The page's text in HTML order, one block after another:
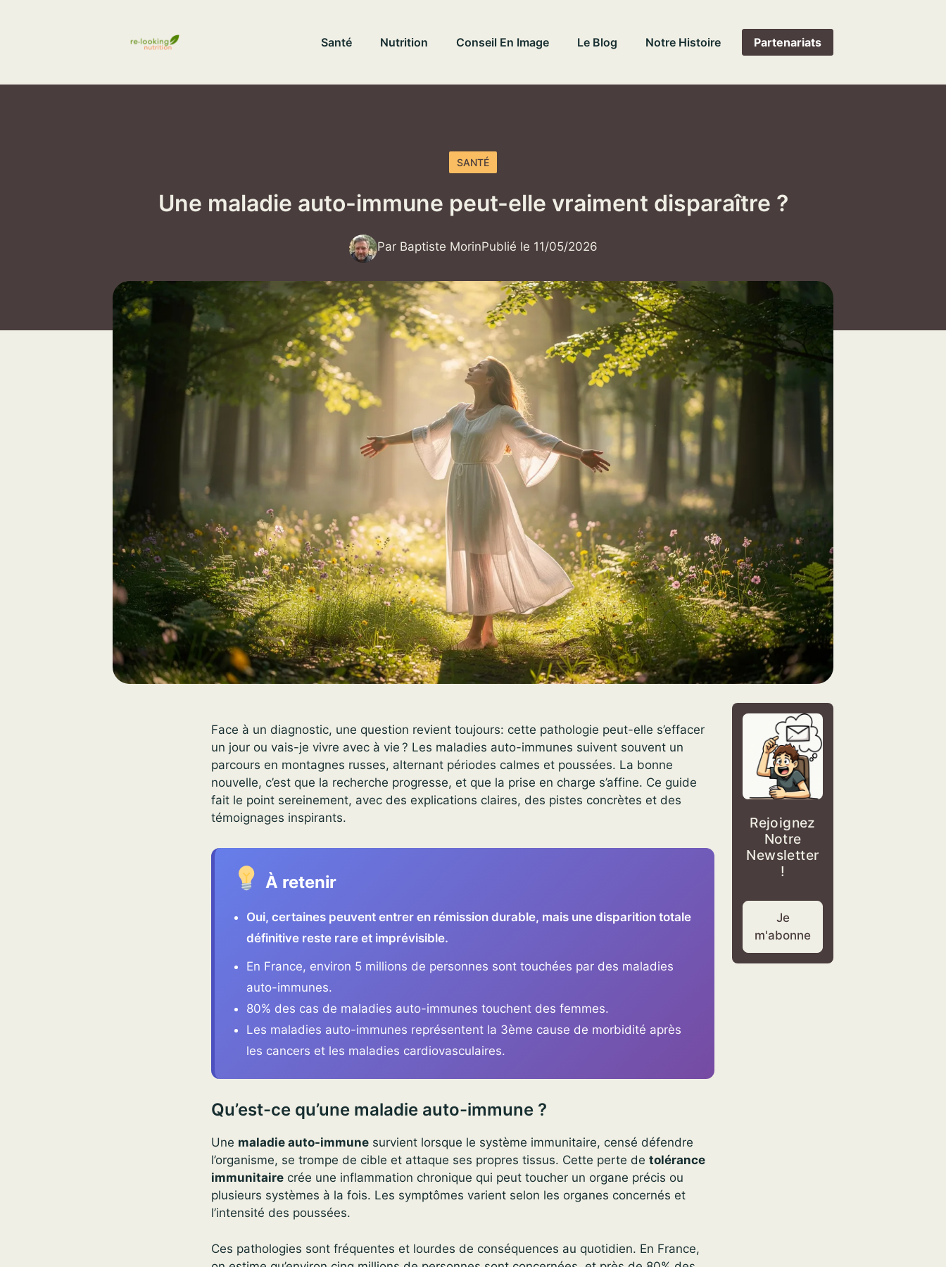
Santé Nutrition Conseil En Image Le Blog Notre Histoire Partenariats
SANTÉ
Une maladie auto-immune peut-elle vraiment disparaître ?
Par Baptiste MorinPublié le 11/05/2026
Face à un diagnostic, une question revient toujours: cette pathologie peut-elle s’effacer
un jour ou vais-je vivre avec à vie ? Les maladies auto-immunes suivent souvent un
parcours en montagnes russes, alternant périodes calmes et poussées. La bonne
nouvelle, c’est que la recherche progresse, et que la prise en charge s’affine. Ce guide
fait le point sereinement, avec des explications claires, des pistes concrètes et des
témoignages inspirants.
À retenir
Oui, certaines peuvent entrer en rémission durable, mais une disparition totale
définitive reste rare et imprévisible.
En France, environ 5 millions de personnes sont touchées par des maladies
auto-immunes.
80% des cas de maladies auto-immunes touchent des femmes.
Les maladies auto-immunes représentent la 3ème cause de morbidité après
les cancers et les maladies cardiovasculaires.
Qu’est-ce qu’une maladie auto-immune ?
Une maladie auto-immune survient lorsque le système immunitaire, censé défendre
l’organisme, se trompe de cible et attaque ses propres tissus. Cette perte de tolérance
immunitaire crée une inflammation chronique qui peut toucher un organe précis ou
plusieurs systèmes à la fois. Les symptômes varient selon les organes concernés et
l’intensité des poussées.
Ces pathologies sont fréquentes et lourdes de conséquences au quotidien. En France,
Rejoignez
Notre
Newsletter
!
Je
m'abonne